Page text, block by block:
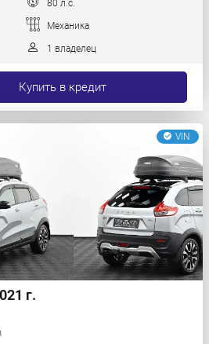
80 л.с.
Механика
1 владелец
Купить в кредит
VIN
г.